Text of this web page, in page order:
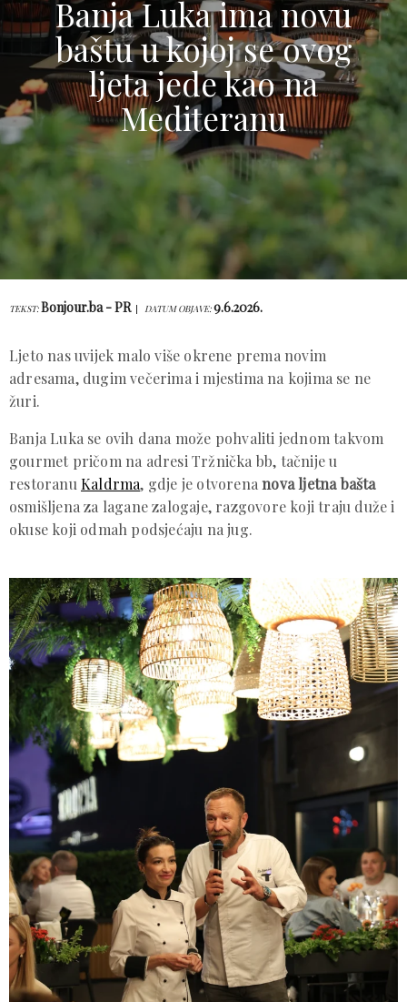
Banja Luka ima novu
baštu u kojoj se ovog
ljeta jede kao na
Mediteranu
TEKST:Bonjour.ba - PR DATUM OBJAVE:9.6.2026.
Ljeto nas uvijek malo više okrene prema novim
adresama, dugim večerima i mjestima na kojima se ne
žuri.
Banja Luka se ovih dana može pohvaliti jednom takvom
gourmet pričom na adresi Tržnička bb, tačnije u
restoranu Kaldrma, gdje je otvorenanova ljetna bašta
osmišljena za lagane zalogaje, razgovore koji traju duže i
okuse koji odmah podsjećaju na jug.